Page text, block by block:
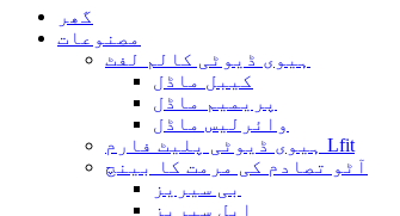
گھر
مصنوعات
ہیوی ڈیوٹی کالم لفٹ
کیبل ماڈل
پریمیم ماڈل
وائرلیس ماڈل
ہیوی ڈیوٹی پلیٹ فارم Lfit
آٹو تصادم کی مرمت کا بینچ
بی سیریز
ایل سیریز